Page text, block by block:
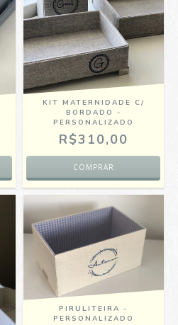
KIT MATERNIDADE C/
BORDADO -
PERSONALIZADO
R$310,00
PIRULITEIRA -
PERSONALIZADO